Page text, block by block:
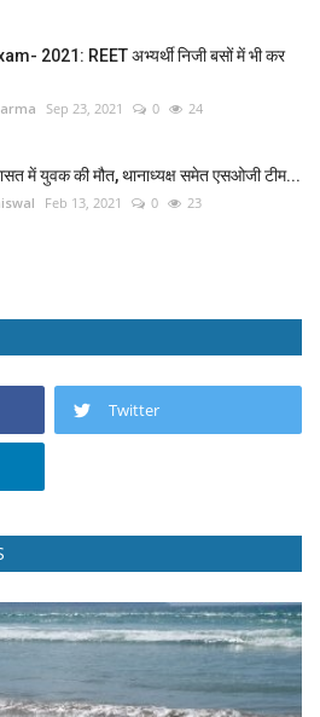
2021: REET अभ्यर्थी निजी बसों में भी कर
Sep 23, 2021 0 24
में युवक की मौत, थानाध्यक्ष समेत एसओजी टीम...
Feb 13, 2021 0 23
Twitter